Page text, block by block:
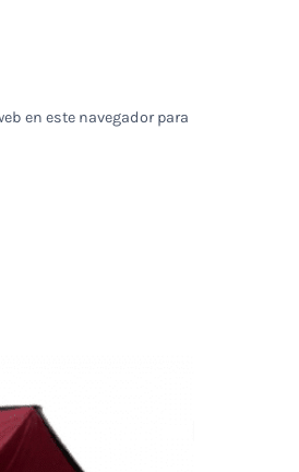
en este navegador para